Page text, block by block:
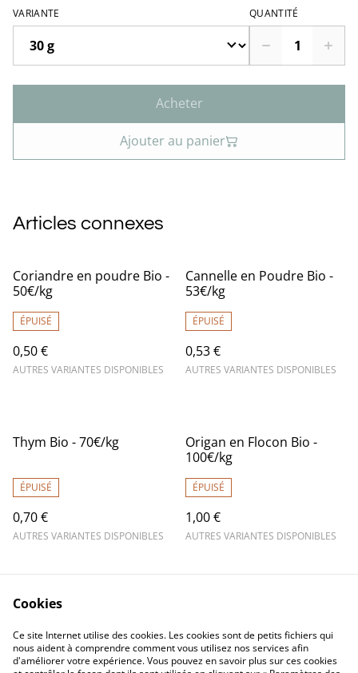
VARIANTE QUANTITÉ
Acheter
Ajouter au panier
Articles connexes
Coriandre en poudre Bio -
50€/kg
ÉPUISÉ
0,50 €
AUTRES VARIANTES DISPONIBLES
Cannelle en Poudre Bio -
53€/kg
ÉPUISÉ
0,53 €
AUTRES VARIANTES DISPONIBLES
Thym Bio - 70€/kg
ÉPUISÉ
0,70 €
AUTRES VARIANTES DISPONIBLES
Origan en Flocon Bio -
100€/kg
ÉPUISÉ
1,00 €
AUTRES VARIANTES DISPONIBLES
Contactez-nous
Mentions légales
Cookies
Ce site Internet utilise des cookies. Les cookies sont de petits fichiers qui
nous aident à comprendre comment vous utilisez nos services afin
d'améliorer votre expérience. Vous pouvez en savoir plus sur ces cookies